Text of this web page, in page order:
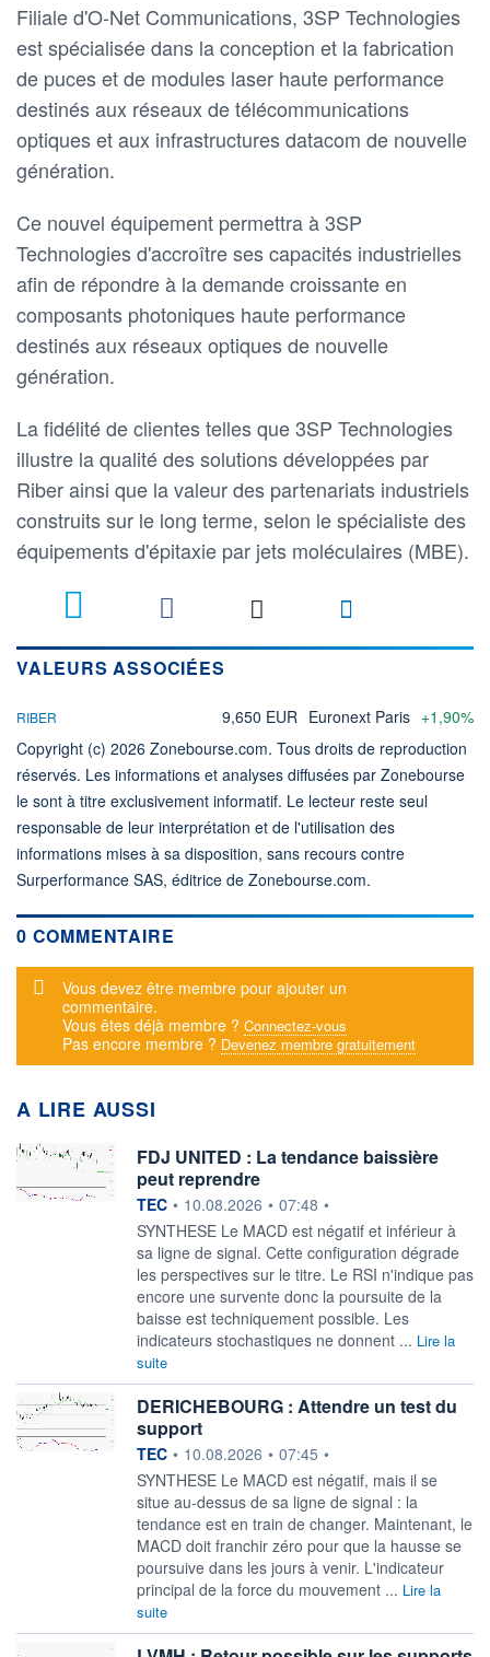
Filiale d'O-Net Communications, 3SP Technologies
est spécialisée dans la conception et la fabrication
de puces et de modules laser haute performance
destinés aux réseaux de télécommunications
optiques et aux infrastructures datacom de nouvelle
génération.
Ce nouvel équipement permettra à 3SP
Technologies d'accroître ses capacités industrielles
afin de répondre à la demande croissante en
composants photoniques haute performance
destinés aux réseaux optiques de nouvelle
génération.
La fidélité de clientes telles que 3SP Technologies
illustre la qualité des solutions développées par
Riber ainsi que la valeur des partenariats industriels
construits sur le long terme, selon le spécialiste des
équipements d'épitaxie par jets moléculaires (MBE).
VALEURS ASSOCIÉES
RIBER 9,650 EUR Euronext Paris +1,90%
Copyright (c) 2026 Zonebourse.com. Tous droits de reproduction
réservés. Les informations et analyses diffusées par Zonebourse
le sont à titre exclusivement informatif. Le lecteur reste seul
responsable de leur interprétation et de l'utilisation des
informations mises à sa disposition, sans recours contre
Surperformance SAS, éditrice de Zonebourse.com.
0 COMMENTAIRE
Message d'alerte
Vous devez être membre pour ajouter un
commentaire.
Vous êtes déjà membre ? Connectez-vous
Pas encore membre ? Devenez membre gratuitement
A LIRE AUSSI
FDJ UNITED : La tendance baissière
peut reprendre
information fournie par
TEC • 10.08.2026 • 07:48 •
SYNTHESE Le MACD est négatif et inférieur à
sa ligne de signal. Cette configuration dégrade
les perspectives sur le titre. Le RSI n'indique pas
encore une survente donc la poursuite de la
baisse est techniquement possible. Les
indicateurs stochastiques ne donnent ... Lire la
suite
DERICHEBOURG : Attendre un test du
support
information fournie par
TEC • 10.08.2026 • 07:45 •
SYNTHESE Le MACD est négatif, mais il se
situe au-dessus de sa ligne de signal : la
tendance est en train de changer. Maintenant, le
MACD doit franchir zéro pour que la hausse se
poursuive dans les jours à venir. L'indicateur
principal de la force du mouvement ... Lire la
suite